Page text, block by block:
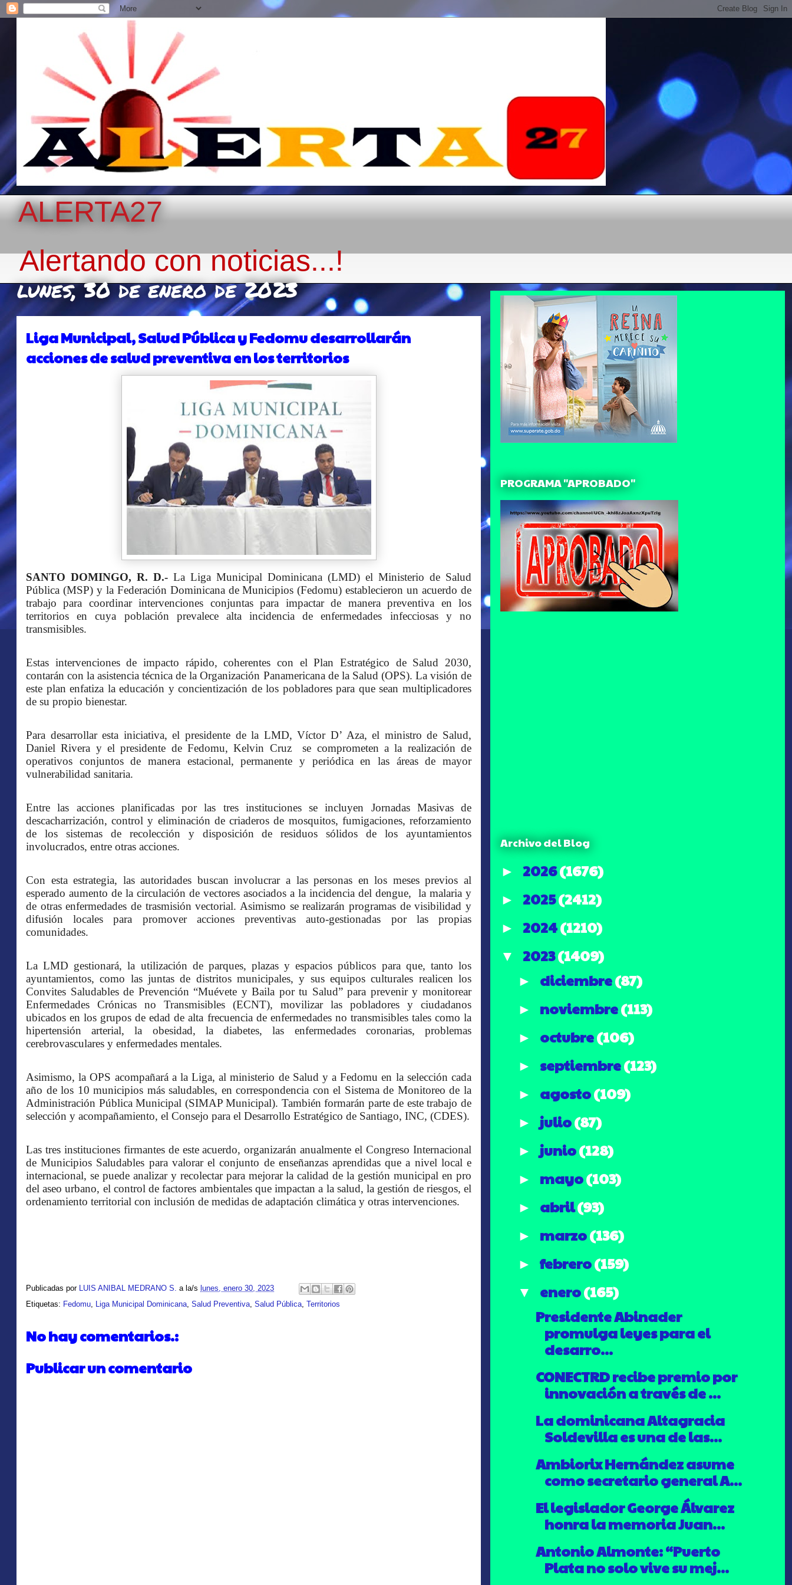
ALERTA27
Alertando con noticias...!
lunes, 30 de enero de 2023
Liga Municipal, Salud Pública y Fedomu desarrollarán
acciones de salud preventiva en los territorios
SANTO DOMINGO, R. D.- La Liga Municipal Dominicana (LMD) el Ministerio de Salud
Pública (MSP) y la Federación Dominicana de Municipios (Fedomu) establecieron un acuerdo de
trabajo para coordinar intervenciones conjuntas para impactar de manera preventiva en los
territorios en cuya población prevalece alta incidencia de enfermedades infecciosas y no
transmisibles.
Estas intervenciones de impacto rápido, coherentes con el Plan Estratégico de Salud 2030,
contarán con la asistencia técnica de la Organización Panamericana de la Salud (OPS). La visión de
este plan enfatiza la educación y concientización de los pobladores para que sean multiplicadores
de su propio bienestar.
Para desarrollar esta iniciativa, el presidente de la LMD, Víctor D’ Aza, el ministro de Salud,
Daniel Rivera y el presidente de Fedomu, Kelvin Cruz se comprometen a la realización de
operativos conjuntos de manera estacional, permanente y periódica en las áreas de mayor
vulnerabilidad sanitaria.
Entre las acciones planificadas por las tres instituciones se incluyen Jornadas Masivas de
descacharrización, control y eliminación de criaderos de mosquitos, fumigaciones, reforzamiento
de los sistemas de recolección y disposición de residuos sólidos de los ayuntamientos
involucrados, entre otras acciones.
Con esta estrategia, las autoridades buscan involucrar a las personas en los meses previos al
esperado aumento de la circulación de vectores asociados a la incidencia del dengue, la malaria y
de otras enfermedades de trasmisión vectorial. Asimismo se realizarán programas de visibilidad y
difusión locales para promover acciones preventivas auto-gestionadas por las propias
comunidades.
La LMD gestionará, la utilización de parques, plazas y espacios públicos para que, tanto los
ayuntamientos, como las juntas de distritos municipales, y sus equipos culturales realicen los
Convites Saludables de Prevención “Muévete y Baila por tu Salud” para prevenir y monitorear
Enfermedades Crónicas no Transmisibles (ECNT), movilizar las pobladores y ciudadanos
ubicados en los grupos de edad de alta frecuencia de enfermedades no transmisibles tales como la
hipertensión arterial, la obesidad, la diabetes, las enfermedades coronarias, problemas
cerebrovasculares y enfermedades mentales.
Asimismo, la OPS acompañará a la Liga, al ministerio de Salud y a Fedomu en la selección cada
año de los 10 municipios más saludables, en correspondencia con el Sistema de Monitoreo de la
Administración Pública Municipal (SIMAP Municipal). También formarán parte de este trabajo de
selección y acompañamiento, el Consejo para el Desarrollo Estratégico de Santiago, INC, (CDES).
Las tres instituciones firmantes de este acuerdo, organizarán anualmente el Congreso Internacional
de Municipios Saludables para valorar el conjunto de enseñanzas aprendidas que a nivel local e
internacional, se puede analizar y recolectar para mejorar la calidad de la gestión municipal en pro
del aseo urbano, el control de factores ambientales que impactan a la salud, la gestión de riesgos, el
ordenamiento territorial con inclusión de medidas de adaptación climática y otras intervenciones.
Publicadas por LUIS ANIBAL MEDRANO S. a la/s lunes, enero 30, 2023
Etiquetas: Fedomu, Liga Municipal Dominicana, Salud Preventiva, Salud Pública, Territorios
No hay comentarios.:
Publicar un comentario
PROGRAMA "APROBADO"
Archivo del Blog
► 2026(1676)
► 2025(2412)
► 2024(1210)
▼ 2023(1409)
► diciembre(87)
► noviembre(113)
► octubre(106)
► septiembre(123)
► agosto(109)
► julio(87)
► junio(128)
► mayo(103)
► abril(93)
► marzo(136)
► febrero(159)
▼ enero(165)
Presidente Abinader
promulga leyes para el
desarro...
CONECTRD recibe premio por
innovación a través de ...
La dominicana Altagracia
Soldevilla es una de las...
Ambiorix Hernández asume
como secretario general A...
El legislador George Álvarez
honra la memoria Juan...
Antonio Almonte: “Puerto
Plata no solo vive su mej...